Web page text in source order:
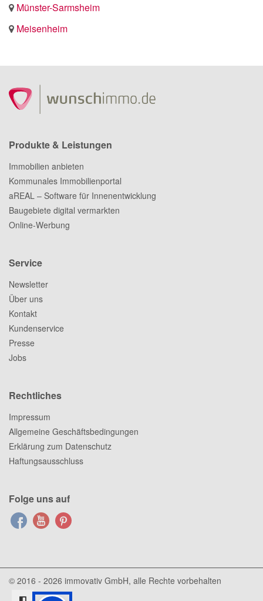
Münster-Sarmsheim
Meisenheim
Produkte & Leistungen
Immobilien anbieten
Kommunales Immobilienportal
aREAL – Software für Innenentwicklung
Baugebiete digital vermarkten
Online-Werbung
Service
Newsletter
Über uns
Kontakt
Kundenservice
Presse
Jobs
Rechtliches
Impressum
Allgemeine Geschäftsbedingungen
Erklärung zum Datenschutz
Haftungsausschluss
Folge uns auf
© 2016 - 2026 immovativ GmbH, alle Rechte vorbehalten